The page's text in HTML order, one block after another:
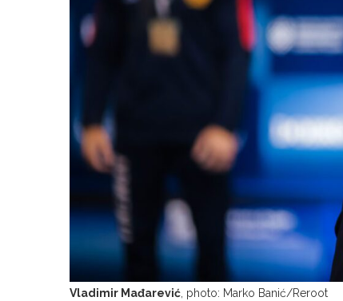
Vladimir Mađarević, photo: Marko Banić/Reroot